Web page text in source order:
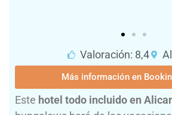
Valoración: 8,4
Más información en
Este hotel todo incluido en